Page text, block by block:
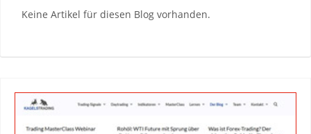
Keine Artikel für diesen Blog vorhanden.